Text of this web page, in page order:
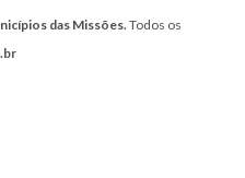
das Missões.Todos os